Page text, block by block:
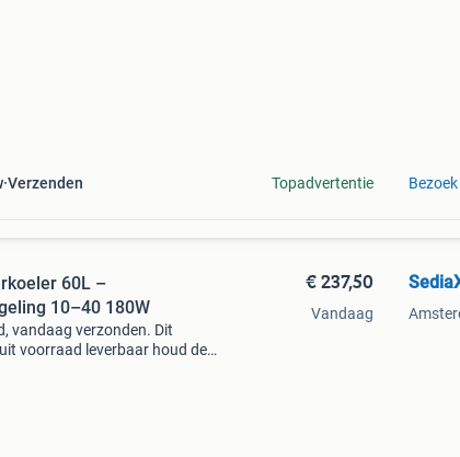
Verzenden Topadvertentie
60L –
10–40 180W
vandaag verzonden. Dit
voorraad leverbaar houd de
€ 237,50
Vandaag